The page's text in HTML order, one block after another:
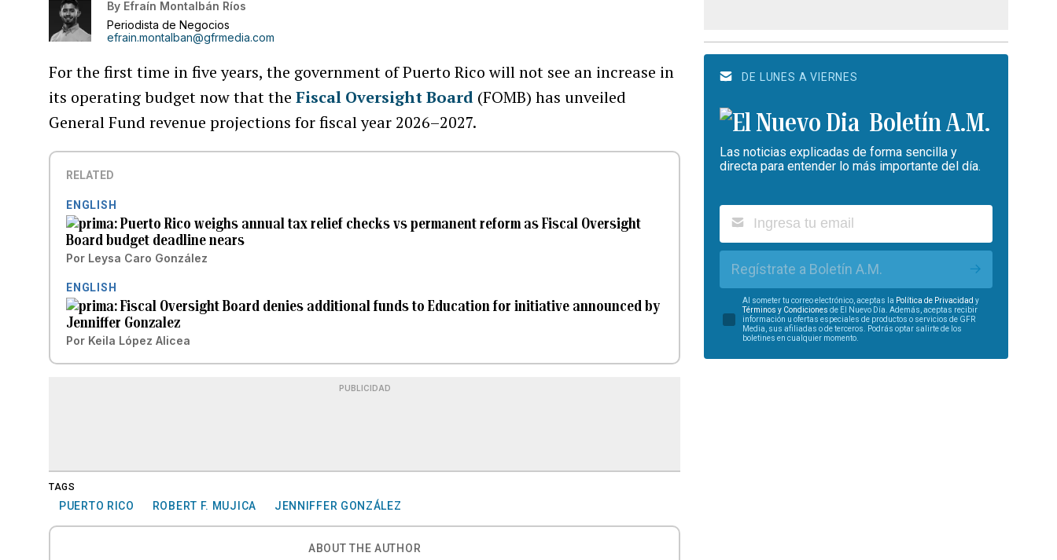
By Efraín Montalbán Ríos
Periodista de Negocios
efrain.montalban@gfrmedia.com
For the first time in five years, the government of Puerto Rico will not see an increase in
its operating budget now that theFiscal Oversight Board (FOMB) has unveiled
General Fund revenue projections for fiscal year 2026–2027.
RELATED
ENGLISH
Puerto Rico weighs annual tax relief checks vs permanent reform as Fiscal Oversight
Board budget deadline nears
Por Leysa Caro González
ENGLISH
Fiscal Oversight Board denies additional funds to Education for initiative announced by
Jenniffer Gonzalez
Por Keila López Alicea
PUBLICIDAD
TAGS
PUERTO RICO ROBERT F. MUJICA JENNIFFER GONZÁLEZ
ABOUT THE AUTHOR
DE LUNES A VIERNES
Boletín A.M.
Las noticias explicadas de forma sencilla y
directa para entender lo más importante del día.
Regístrate a Boletín A.M.
Al someter tu correo electrónico, aceptas la Política de Privacidad y
Términos y Condiciones de El Nuevo Día. Además, aceptas recibir
información u ofertas especiales de productos o servicios de GFR
Media, sus afiliadas o de terceros. Podrás optar salirte de los
boletines en cualquier momento.